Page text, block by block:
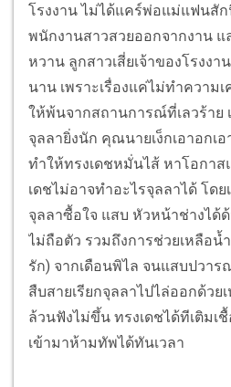
โรงงาน ไม่ได้แคร์พ่อแม่แฟนสัก
พนักงานสาวสวยออกจากงาน
หวาน ลูกสาวเสี่ยเจ้าของโรงง
นาน เพราะเรื่องแค่ไม่ทำความ
ให้พ้นจากสถานการณ์ที่เลวร้าย
จุลลายิ่งนัก คุณนายเง็กเอาอกเ
ทำให้ทรงเดชหมั่นไส้ หาโอกา
เดชไม่อาจทำอะไรจุลลาได้ โดย
จุลลาซื้อใจ แสบ หัวหน้าช่างได้ด้
ไม่ถือตัว รวมถึงการช่วยเหลือ
รัก) จากเดือนพิไล จนแสบปวา
สืบสายเรียกจุลลาไปไล่ออกด้วย
ล้วนฟังไม่ขึ้น ทรงเดชได้ทีเติมเ
เข้ามาห้ามทัพได้ทันเวลา